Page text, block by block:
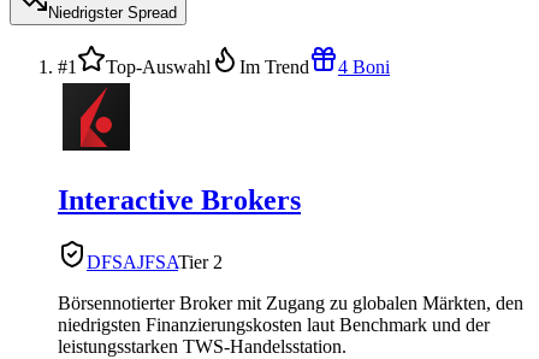
Niedrigster Spread
#1 Top-Auswahl Im Trend 4 Boni
Interactive Brokers
DFSAJFSATier 2
Börsennotierter Broker mit Zugang zu globalen Märkten, den
niedrigsten Finanzierungskosten laut Benchmark und der
leistungsstarken TWS-Handelsstation.